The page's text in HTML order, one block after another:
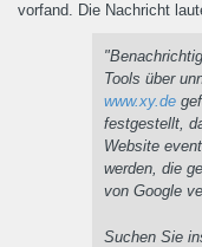
vorfand. Die Nachricht
Tools über
www.xy.de
festgestellt,
Website
werden, die
von Google
Suchen Sie